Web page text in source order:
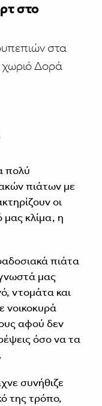
στο
στα
χωριό Δορά
πολύ
πιάτων με
οι
μας κλίμα, η
πιάτα
μας
ντομάτα και
νοικοκυρά
αφού δεν
όσο να τα
συνήθιζε
της τρόπο,